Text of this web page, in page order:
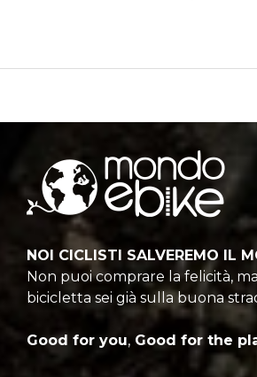
NOI CICLISTI SALVEREMO IL
Non puoi comprare la felicità,
bicicletta sei già sulla buona
Good for you, Good for the